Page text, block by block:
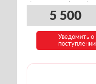
(уши сверху/снизу)
5 500
Уведомить о
поступлении